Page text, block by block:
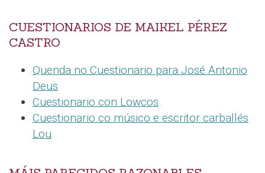
CUESTIONARIOS DE MAIKEL PÉREZ
CASTRO
Quenda no Cuestionario para José Antonio
Deus
Cuestionario con Lowcos.
Cuestionario co músico e escritor carballés
Lou.